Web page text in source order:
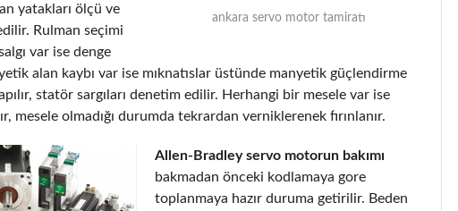
ankara servo motor tamiratı
yatakları ölçü ve
Rulman seçimi
var ise denge
alan kaybı var ise mıknatıslar üstünde manyetik güçlendirme
statör sargıları denetim edilir. Herhangi bir mesele var ise
mesele olmadığı durumda tekrardan verniklerenek fırınlanır.
Allen-Bradley servo motorun bakımı
bakmadan önceki kodlamaya gore
toplanmaya hazır duruma getirilir. Beden